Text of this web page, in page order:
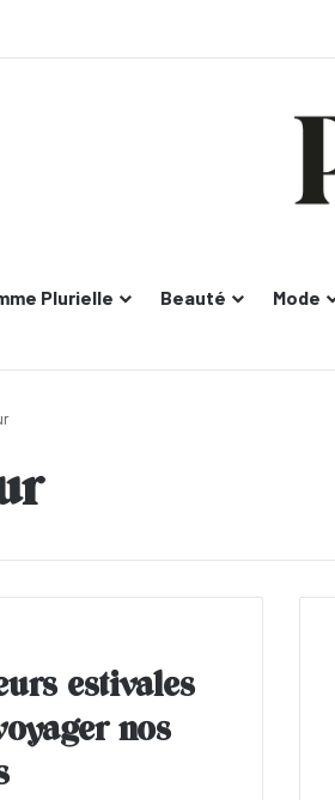
Plurielle Beauté Mode
estivales
nos